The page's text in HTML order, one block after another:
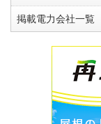
掲載電力会社一覧